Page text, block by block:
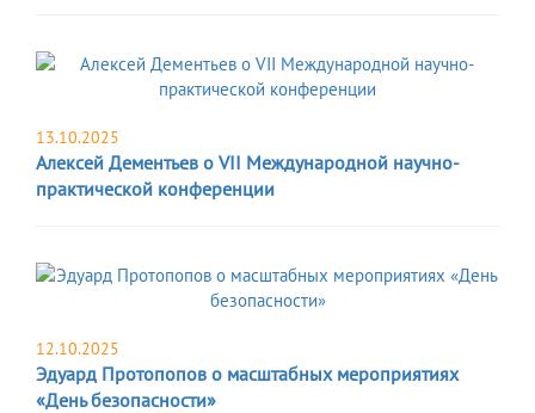
13.10.2025
Алексей Дементьев о VII Международной научно-
практической конференции
12.10.2025
Эдуард Протопопов о масштабных мероприятиях
«День безопасности»